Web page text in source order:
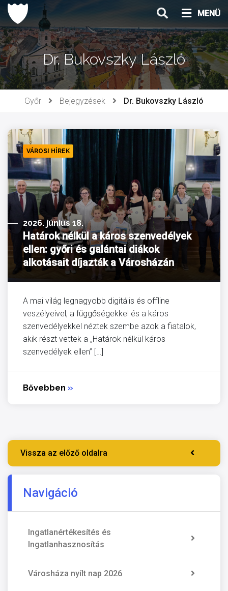
Ugrás
tartalomhoz
MENÜ
Dr. Bukovszky László
Győr Bejegyzések Dr. Bukovszky László
VÁROSI HÍREK
2026. június 18.
Határok nélkül a káros szenvedélyek
ellen: győri és galántai diákok
alkotásait díjazták a Városházán
A mai világ legnagyobb digitális és offline
veszélyeivel, a függőségekkel és a káros
szenvedélyekkel néztek szembe azok a fiatalok,
akik részt vettek a „Határok nélkül káros
szenvedélyek ellen” […]
Bővebben »
Vissza az előző oldalra
Navigáció
Ingatlanértékesítés és
Ingatlanhasznosítás
Városháza nyílt nap 2026